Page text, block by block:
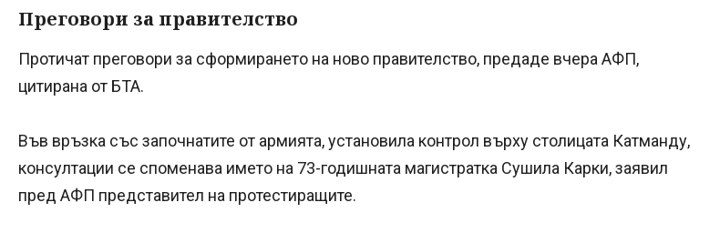
Преговори за правителство
Протичат преговори за сформирането на ново правителство, предаде вчера АФП,
цитирана от БТА.
Във връзка със започнатите от армията, установила контрол върху столицата Катманду,
консултации се споменава името на 73-годишната магистратка Сушила Карки, заявил
пред АФП представител на протестиращите.